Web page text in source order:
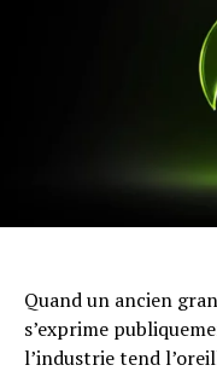
Quand un ancien
s’exprime
l’industrie tend